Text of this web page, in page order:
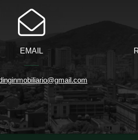
EMAIL